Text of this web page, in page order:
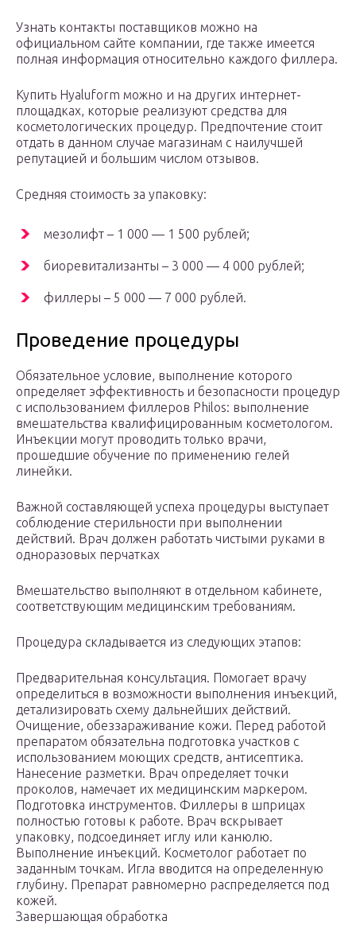
Узнать контакты поставщиков можно на
официальном сайте компании, где также имеется
полная информация относительно каждого филлера.
Купить Hyaluform можно и на других интернет-
площадках, которые реализуют средства для
косметологических процедур. Предпочтение стоит
отдать в данном случае магазинам с наилучшей
репутацией и большим числом отзывов.
Средняя стоимость за упаковку:
мезолифт – 1 000 — 1 500 рублей;
биоревитализанты – 3 000 — 4 000 рублей;
филлеры – 5 000 — 7 000 рублей.
Проведение процедуры
Обязательное условие, выполнение которого
определяет эффективность и безопасности процедур
с использованием филлеров Philos: выполнение
вмешательства квалифицированным косметологом.
Инъекции могут проводить только врачи,
прошедшие обучение по применению гелей
линейки.
Важной составляющей успеха процедуры выступает
соблюдение стерильности при выполнении
действий. Врач должен работать чистыми руками в
одноразовых перчатках
Вмешательство выполняют в отдельном кабинете,
соответствующим медицинским требованиям.
Процедура складывается из следующих этапов:
Предварительная консультация. Помогает врачу
определиться в возможности выполнения инъекций,
детализировать схему дальнейших действий.
Очищение, обеззараживание кожи. Перед работой
препаратом обязательна подготовка участков с
использованием моющих средств, антисептика.
Нанесение разметки. Врач определяет точки
проколов, намечает их медицинским маркером.
Подготовка инструментов. Филлеры в шприцах
полностью готовы к работе. Врач вскрывает
упаковку, подсоединяет иглу или канюлю.
Выполнение инъекций. Косметолог работает по
заданным точкам. Игла вводится на определенную
глубину. Препарат равномерно распределяется под
кожей.
Завершающая обработка